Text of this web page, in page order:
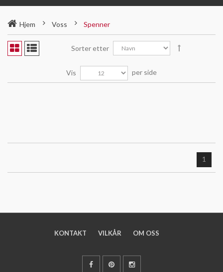
Hjem Voss Spenner
Sorter etter
Vis per side
1
KONTAKT VILKÅR OM OSS